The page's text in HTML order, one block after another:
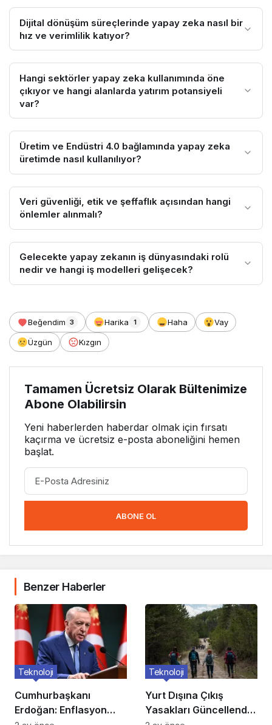
Dijital dönüşüm süreçlerinde yapay zeka nasıl bir
hız ve verimlilik katıyor?
Hangi sektörler yapay zeka kullanımında öne
çıkıyor ve hangi alanlarda yatırım potansiyeli
var?
Üretim ve Endüstri 4.0 bağlamında yapay zeka
üretimde nasıl kullanılıyor?
Veri güvenliği, etik ve şeffaflık açısından hangi
önlemler alınmalı?
Gelecekte yapay zekanın iş dünyasındaki rolü
nedir ve hangi iş modelleri gelişecek?
Beğendim 3 Harika 1 Haha Vay
Üzgün Kızgın
Tamamen Ücretsiz Olarak Bültenimize
Abone Olabilirsin
Yeni haberlerden haberdar olmak için fırsatı
kaçırma ve ücretsiz e-posta aboneliğini hemen
başlat.
ABONE OL
Benzer Haberler
Cumhurbaşkanı
Erdoğan: Enflasyon
Teknoloji
Yurt Dışına Çıkış
Yasakları Güncellendi:
Teknoloji